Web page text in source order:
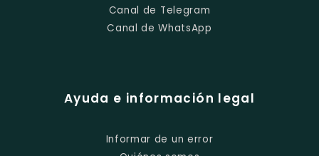
Canal de Telegram
Canal de WhatsApp
Ayuda e información legal
Informar de un error